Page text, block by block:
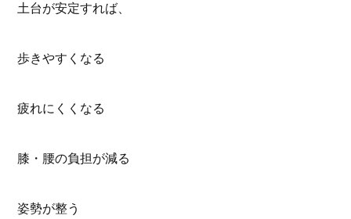
土台が安定すれば、
歩きやすくなる
疲れにくくなる
膝・腰の負担が減る
姿勢が整う